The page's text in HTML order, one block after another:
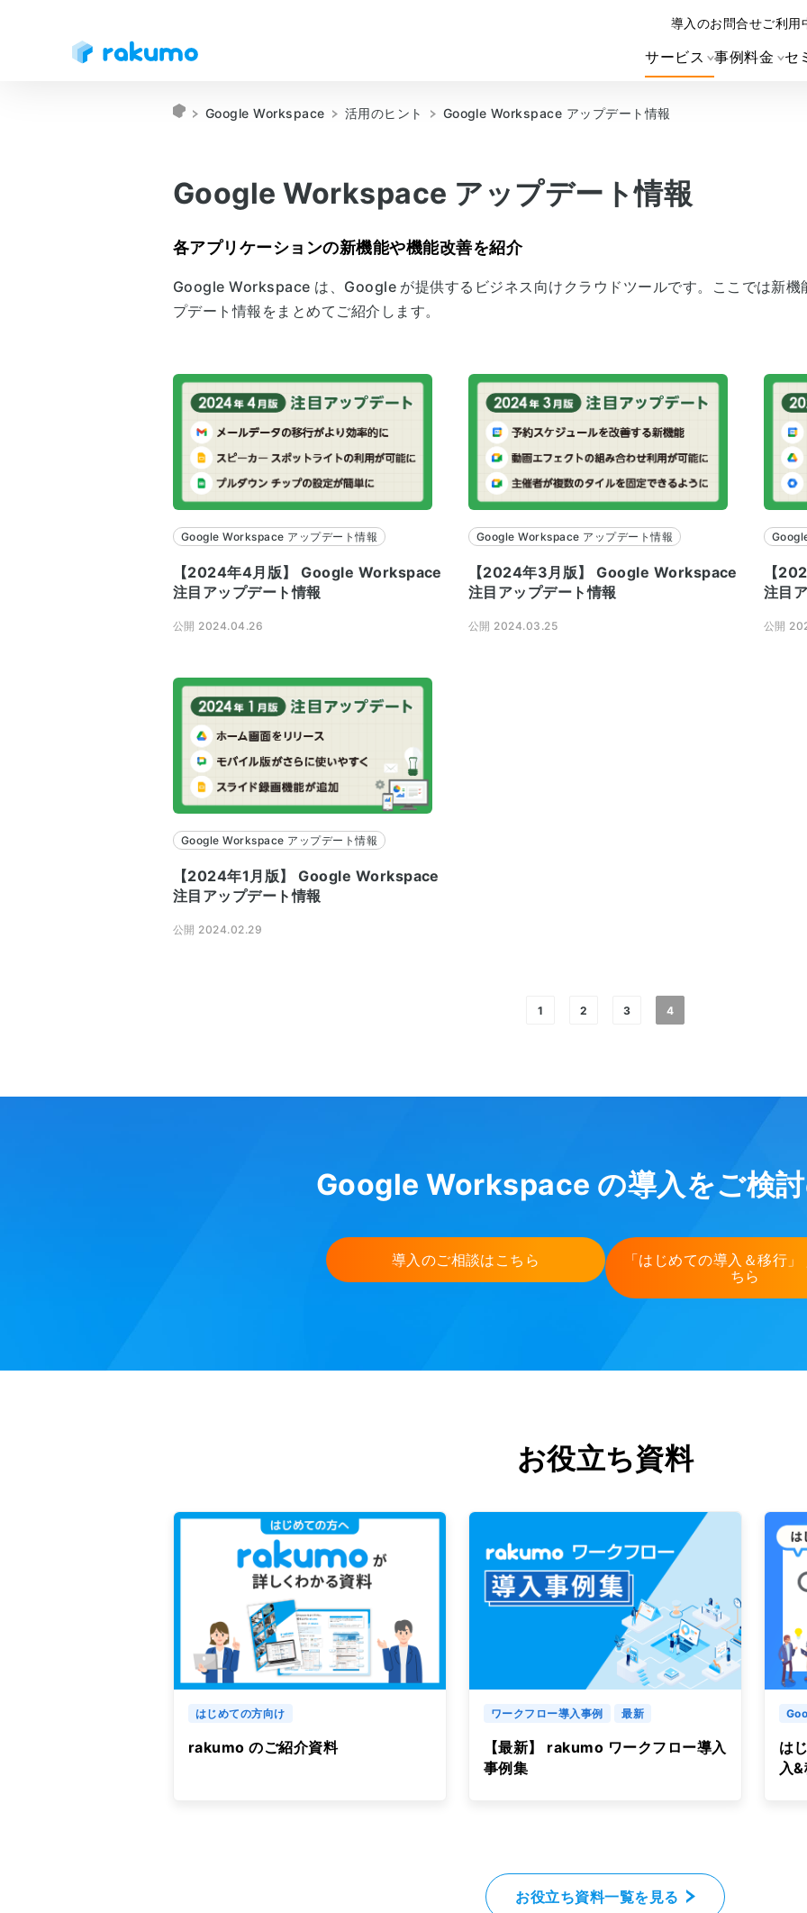
サービス 事例料金 セ
導入のお問合せご利用
Google Workspace 活用のヒント Google Workspace アップデート情報
Google Workspace アップデート情報
各アプリケーションの新機能や機能改善を紹介
Google Workspace は、Google が提供するビジネス向けクラウドツールです。ここでは新機
プデート情報をまとめてご紹介します。
Google Workspace アップデート情報
【2024年4月版】 Google Workspace
注目アップデート情報
公開 2024.04.26
Google Workspace アップデート情報
【2024年3月版】 Google Workspace
注目アップデート情報
公開 2024.03.25
【
注目
公開
Google Workspace アップデート情報
【2024年1月版】 Google Workspace
注目アップデート情報
公開 2024.02.29
1 2 3 4
Google Workspace の導入をご検
導入のご相談はこちら
「はじめての導入＆移行
ちら
お役立ち資料
はじめての方向け
rakumo のご紹介資料
ワークフロー導入事例 最新
【最新】 rakumo ワークフロー導入
事例集
は
入
お役立ち資料一覧を見る